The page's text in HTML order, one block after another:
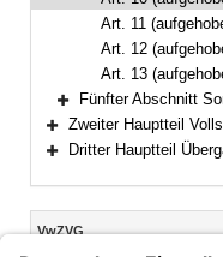
Art. 11
Art. 12
Art. 13
Bereich erweitern
Fünfter Abschnitt
Bereich erweitern
Zweiter Hauptteil
Dritter Hauptteil
Inhalt
VwZVG